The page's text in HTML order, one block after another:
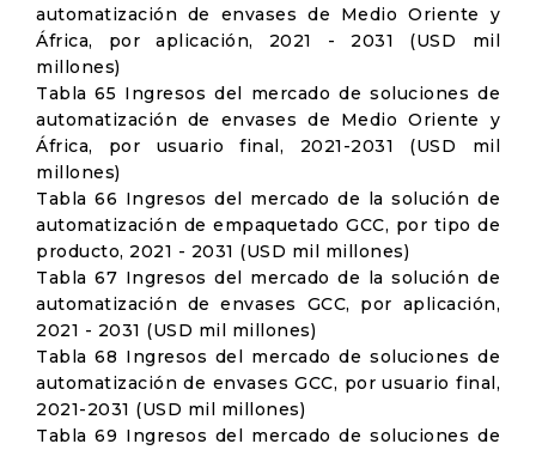
automatización de envases de Medio Oriente y
África, por aplicación, 2021 - 2031 (USD mil
millones)
Tabla 65 Ingresos del mercado de soluciones de
automatización de envases de Medio Oriente y
África, por usuario final, 2021-2031 (USD mil
millones)
Tabla 66 Ingresos del mercado de la solución de
automatización de empaquetado GCC, por tipo de
producto, 2021 - 2031 (USD mil millones)
Tabla 67 Ingresos del mercado de la solución de
automatización de envases GCC, por aplicación,
2021 - 2031 (USD mil millones)
Tabla 68 Ingresos del mercado de soluciones de
automatización de envases GCC, por usuario final,
2021-2031 (USD mil millones)
Tabla 69 Ingresos del mercado de soluciones de